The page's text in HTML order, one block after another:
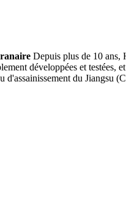
Depuis plus de 10 ans,
développées et testées,
du Jiangsu